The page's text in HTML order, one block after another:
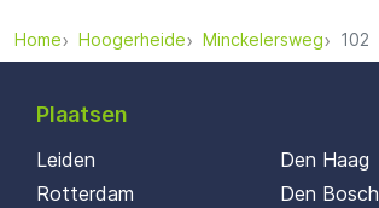
Home Hoogerheide Minckelersweg 102
Plaatsen
Leiden
Rotterdam
Den Haag
Den Bosch